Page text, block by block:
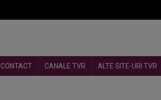
CONTACT CANALE TVR ALTE SITE-URI TVR